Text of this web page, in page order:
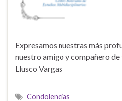
Expresamos nuestras más
nuestro amigo y compañero
Llusco Vargas
Condolencias